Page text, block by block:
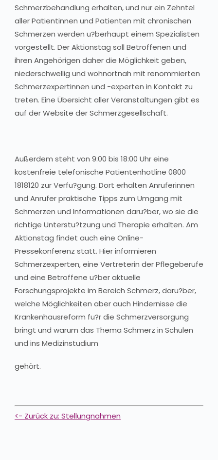
Schmerzbehandlung erhalten, und nur ein Zehntel
aller Patientinnen und Patienten mit chronischen
Schmerzen werden u?berhaupt einem Spezialisten
vorgestellt. Der Aktionstag soll Betroffenen und
ihren Angehörigen daher die Möglichkeit geben,
niederschwellig und wohnortnah mit renommierten
Schmerzexpertinnen und -experten in Kontakt zu
treten. Eine Übersicht aller Veranstaltungen gibt es
auf der Website der Schmerzgesellschaft.
Außerdem steht von 9:00 bis 18:00 Uhr eine
kostenfreie telefonische Patientenhotline 0800
1818120 zur Verfu?gung. Dort erhalten Anruferinnen
und Anrufer praktische Tipps zum Umgang mit
Schmerzen und Informationen daru?ber, wo sie die
richtige Unterstu?tzung und Therapie erhalten. Am
Aktionstag findet auch eine Online-
Pressekonferenz statt. Hier informieren
Schmerzexperten, eine Vertreterin der Pflegeberufe
und eine Betroffene u?ber aktuelle
Forschungsprojekte im Bereich Schmerz, daru?ber,
welche Möglichkeiten aber auch Hindernisse die
Krankenhausreform fu?r die Schmerzversorgung
bringt und warum das Thema Schmerz in Schulen
und ins Medizinstudium
gehört.
<- Zurück zu: Stellungnahmen